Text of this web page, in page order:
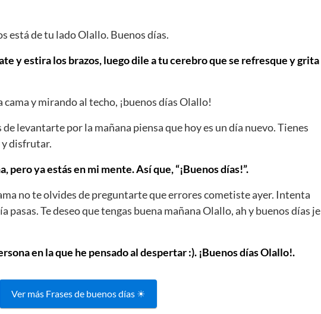
está de tu lado Olallo. Buenos días.
y estira los brazos, luego dile a tu cerebro que se refresque y grita
cama y mirando al techo, ¡buenos días Olallo!
levantarte por la mañana piensa que hoy es un día nuevo. Tienes
y disfrutar.
pero ya estás en mi mente. Así que, “¡Buenos días!”.
no te olvides de preguntarte que errores cometiste ayer. Intenta
pasas. Te deseo que tengas buena mañana Olallo, ah y buenos días je
en la que he pensado al despertar :). ¡Buenos días Olallo!.
Ver más Frases de buenos días ☀